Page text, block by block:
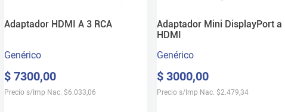
Adaptador HDMI A 3 RCA
Genérico
$ 7300,00
Precio s/Imp Nac. $6.033,06
Adaptador Mini DisplayPort a
HDMI
Genérico
$ 3000,00
Precio s/Imp Nac. $2.479,34